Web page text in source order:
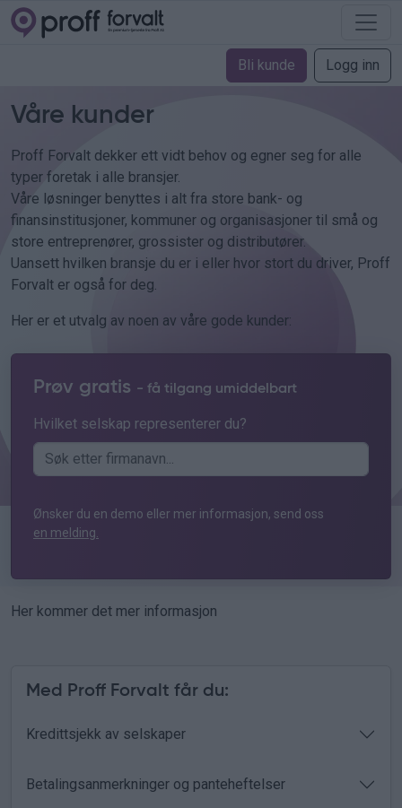
Bli kunde Logg inn
Våre kunder
Proff Forvalt dekker ett vidt behov og egner seg for alle
typer foretak i alle bransjer.
Våre løsninger benyttes i alt fra store bank- og
finansinstitusjoner, kommuner og organisasjoner til små og
store entreprenører, grossister og distributører.
Uansett hvilken bransje du er i eller hvor stort du driver, Proff
Forvalt er også for deg.
Her er et utvalg av noen av våre gode kunder:
Prøv gratis - få tilgang umiddelbart
Hvilket selskap representerer du?
Ønsker du en demo eller mer informasjon, send oss
en melding.
Her kommer det mer informasjon
Med Proff Forvalt får du:
Kredittsjekk av selskaper
Betalingsanmerkninger og panteheftelser